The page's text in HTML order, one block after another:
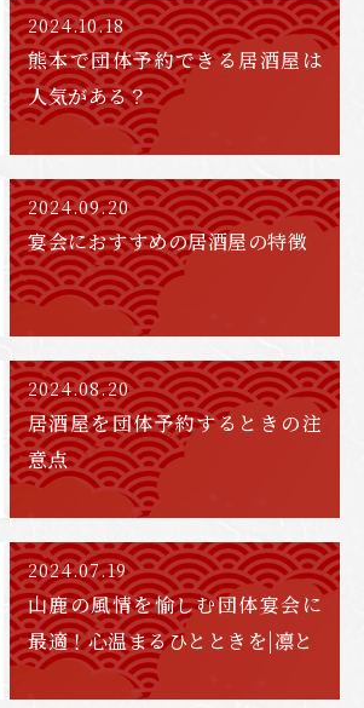
2024.10.18
熊本で団体予約できる居酒屋は
人気がある？
2024.09.20
宴会におすすめの居酒屋の特徴
2024.08.20
居酒屋を団体予約するときの注
意点
2024.07.19
山鹿の風情を愉しむ団体宴会に
最適！心温まるひとときを|凛と